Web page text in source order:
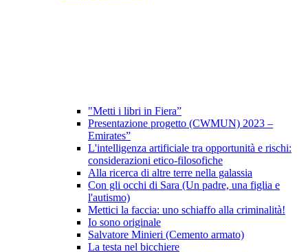
"Metti i libri in Fiera”
Presentazione progetto (CWMUN) 2023 –
Emirates”
L'intelligenza artificiale tra opportunità e rischi:
considerazioni etico-filosofiche
Alla ricerca di altre terre nella galassia
Con gli occhi di Sara (Un padre, una figlia e
l'autismo)
Mettici la faccia: uno schiaffo alla criminalità!
Io sono originale
Salvatore Minieri (Cemento armato)
La testa nel bicchiere